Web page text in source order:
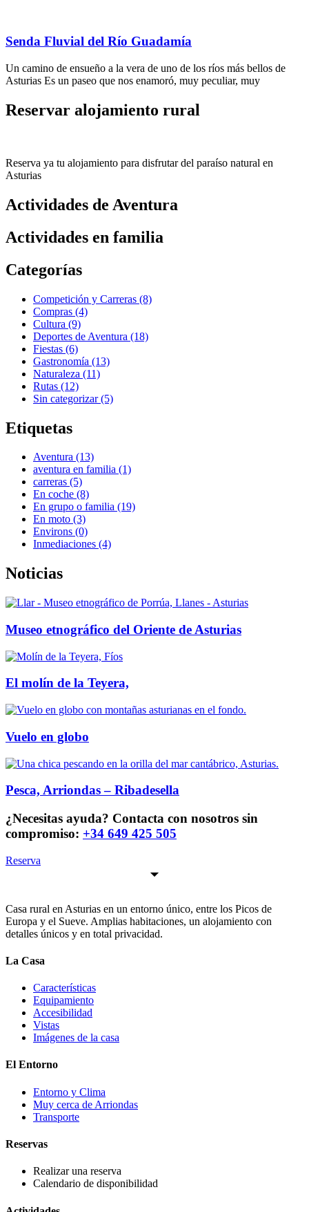
Senda Fluvial del Río Guadamía
Un camino de ensueño a la vera de uno de los ríos más bellos de
Asturias Es un paseo que nos enamoró, muy peculiar, muy
Reservar alojamiento rural
Reserva ya tu alojamiento para disfrutar del paraíso natural en
Asturias
Actividades de Aventura
Actividades en familia
Categorías
Competición y Carreras (8)
Compras (4)
Cultura (9)
Deportes de Aventura (18)
Fiestas (6)
Gastronomía (13)
Naturaleza (11)
Rutas (12)
Sin categorizar (5)
Etiquetas
Aventura (13)
aventura en familia (1)
carreras (5)
En coche (8)
En grupo o familia (19)
En moto (3)
Environs (0)
Inmediaciones (4)
Noticias
Museo etnográfico del Oriente de Asturias
El molín de la Teyera,
Vuelo en globo
Pesca, Arriondas – Ribadesella
¿Necesitas ayuda? Contacta con nosotros sin
compromiso: +34 649 425 505
Reserva
Casa rural en Asturias en un entorno único, entre los Picos de
Europa y el Sueve. Amplias habitaciones, un alojamiento con
detalles únicos y en total privacidad.
La Casa
Características
Equipamiento
Accesibilidad
Vistas
Imágenes de la casa
El Entorno
Entorno y Clima
Muy cerca de Arriondas
Transporte
Reservas
Realizar una reserva
Calendario de disponibilidad